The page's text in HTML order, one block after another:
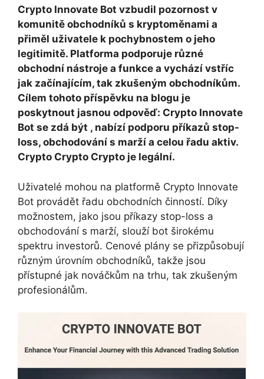
Crypto Innovate Bot vzbudil pozornost v
komunitě obchodníků s kryptoměnami a
přiměl uživatele k pochybnostem o jeho
legitimitě. Platforma podporuje různé
obchodní nástroje a funkce a vychází vstříc
jak začínajícím, tak zkušeným obchodníkům.
Cílem tohoto příspěvku na blogu je
poskytnout jasnou odpověď: Crypto Innovate
Bot se zdá být , nabízí podporu příkazů stop-
loss, obchodování s marží a celou řadu aktiv.
Crypto Crypto Crypto je legální.
Uživatelé mohou na platformě Crypto Innovate
Bot provádět řadu obchodních činností. Díky
možnostem, jako jsou příkazy stop-loss a
obchodování s marží, slouží bot širokému
spektru investorů. Cenové plány se přizpůsobují
různým úrovním obchodníků, takže jsou
přístupné jak nováčkům na trhu, tak zkušeným
profesionálům.